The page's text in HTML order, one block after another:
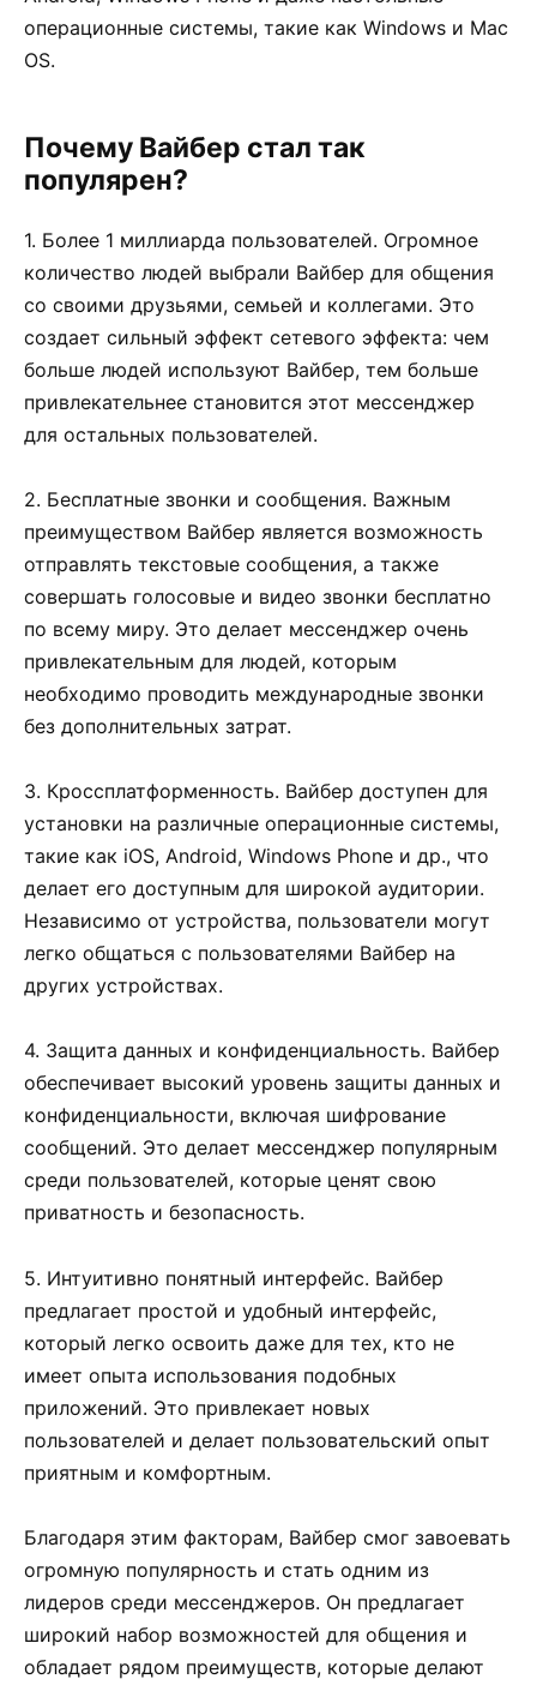
операционные системы, такие как Windows и Mac
OS.
Почему Вайбер стал так
популярен?
1. Более 1 миллиарда пользователей. Огромное
количество людей выбрали Вайбер для общения
со своими друзьями, семьей и коллегами. Это
создает сильный эффект сетевого эффекта: чем
больше людей используют Вайбер, тем больше
привлекательнее становится этот мессенджер
для остальных пользователей.
2. Бесплатные звонки и сообщения. Важным
преимуществом Вайбер является возможность
отправлять текстовые сообщения, а также
совершать голосовые и видео звонки бесплатно
по всему миру. Это делает мессенджер очень
привлекательным для людей, которым
необходимо проводить международные звонки
без дополнительных затрат.
3. Кроссплатформенность. Вайбер доступен для
установки на различные операционные системы,
такие как iOS, Android, Windows Phone и др., что
делает его доступным для широкой аудитории.
Независимо от устройства, пользователи могут
легко общаться с пользователями Вайбер на
других устройствах.
4. Защита данных и конфиденциальность. Вайбер
обеспечивает высокий уровень защиты данных и
конфиденциальности, включая шифрование
сообщений. Это делает мессенджер популярным
среди пользователей, которые ценят свою
приватность и безопасность.
5. Интуитивно понятный интерфейс. Вайбер
предлагает простой и удобный интерфейс,
который легко освоить даже для тех, кто не
имеет опыта использования подобных
приложений. Это привлекает новых
пользователей и делает пользовательский опыт
приятным и комфортным.
Благодаря этим факторам, Вайбер смог завоевать
огромную популярность и стать одним из
лидеров среди мессенджеров. Он предлагает
широкий набор возможностей для общения и
обладает рядом преимуществ, которые делают